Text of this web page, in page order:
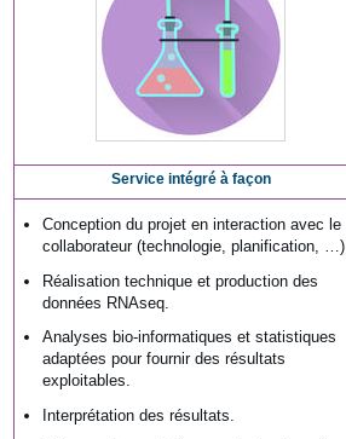
Service intégré à façon
Conception du projet en interaction avec le
collaborateur (technologie, planification, …)
Réalisation technique et production des
données RNAseq.
Analyses bio-informatiques et statistiques
adaptées pour fournir des résultats
exploitables.
Interprétation des résultats.